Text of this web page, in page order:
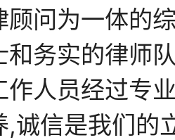
顾问为一体的
和务实的律师
作人员经过专
,诚信是我们的